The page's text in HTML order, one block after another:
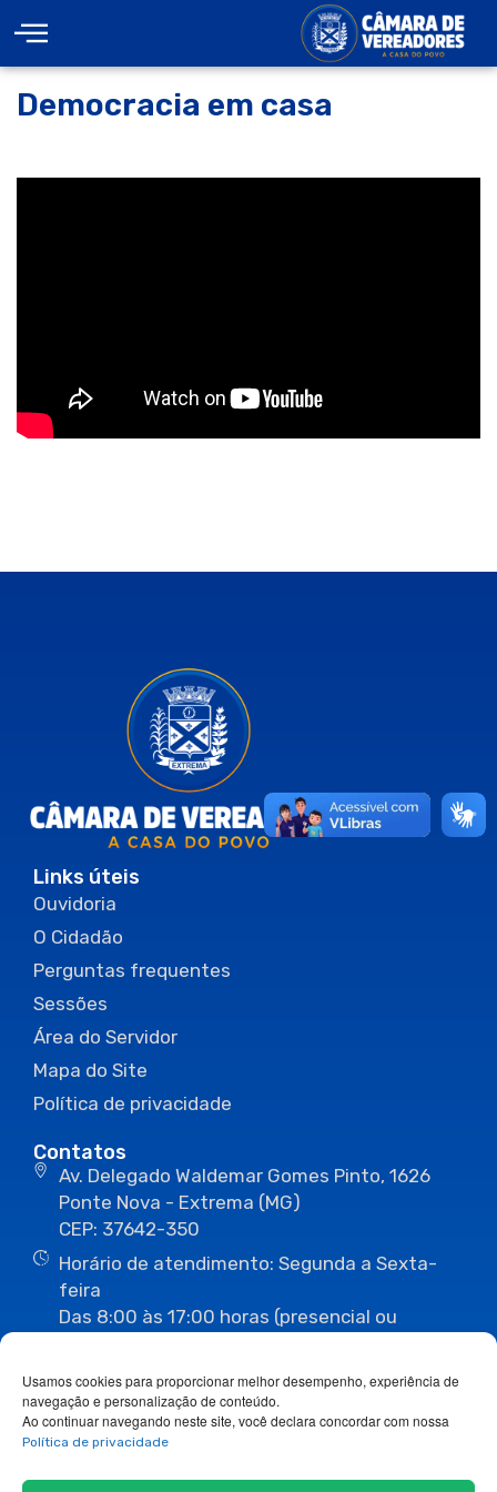
Usamos cookies para proporcionar melhor desempenho, experiência de
navegação e personalização de conteúdo.
Ao continuar navegando neste site, você declara concordar com nossa
Política de privacidade
Democracia em casa
Links úteis
Ouvidoria
O Cidadão
Perguntas frequentes
Sessões
Área do Servidor
Mapa do Site
Política de privacidade
Contatos
Av. Delegado Waldemar Gomes Pinto, 1626
Ponte Nova - Extrema (MG)
CEP: 37642-350
Horário de atendimento: Segunda a Sexta-
feira
Das 8:00 às 17:00 horas (presencial ou
(35) 3435-1112 (35) 3435-3063
ouvidoria@camaraextrema.mg.gov.br
imprensa@camaraextrema.mg.gov.br
Siga-nos: